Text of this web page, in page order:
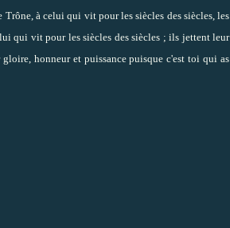
à celui qui vit pour les siècles des siècles, les
qui vit pour les siècles des siècles ; ils jettent leur
honneur et puissance puisque c'est toi qui as